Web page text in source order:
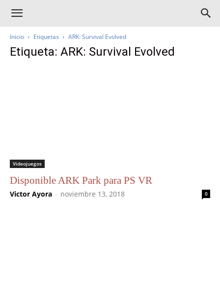
Inicio Etiquetas ARK: Survival Evolved
Etiqueta: ARK: Survival Evolved
Videojuegos
Disponible ARK Park para PS VR
Victor Ayora - noviembre 13, 2018 0